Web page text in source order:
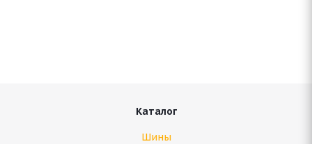
Каталог
Шины